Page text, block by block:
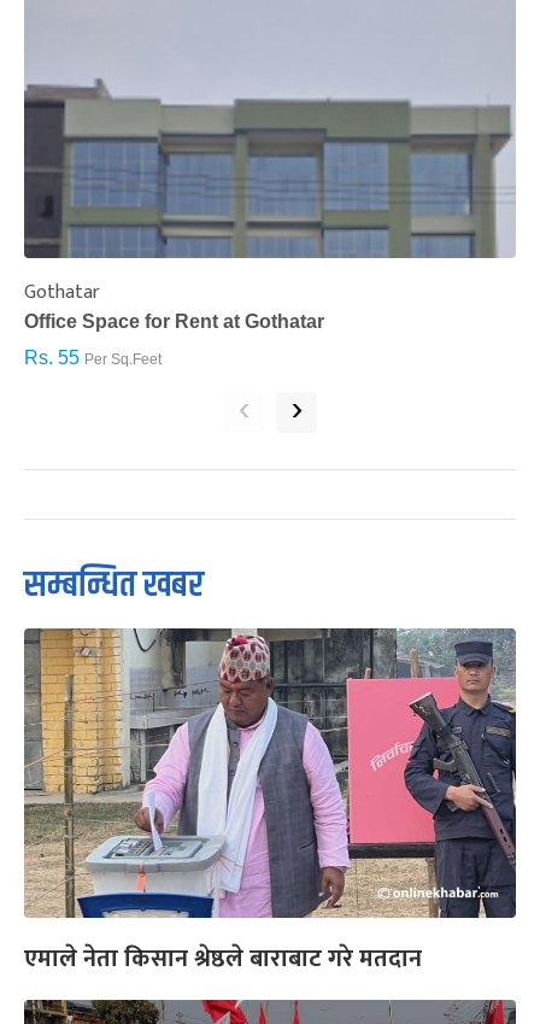
Gothatar
Office Space for Rent at Gothatar
Rs. 55 Per Sq.Feet
‹ ›
सम्बन्धित खबर
एमाले नेता किसान श्रेष्ठले बाराबाट गरे मतदान